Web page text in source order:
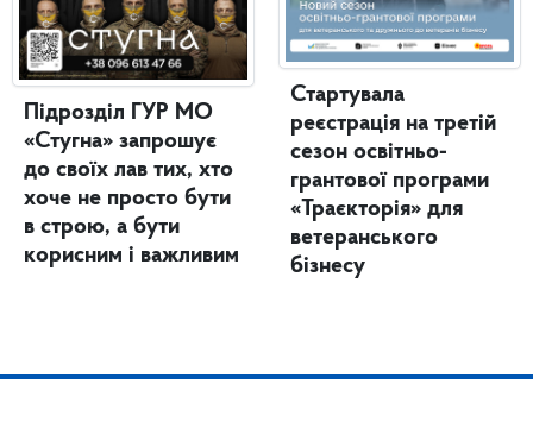
Підрозділ ГУР МО
«Стугна» запрошує
до своїх лав тих, хто
хоче не просто бути
в строю, а бути
корисним і важливим
Стартувала
реєстрація на третій
сезон освітньо-
грантової програми
«Траєкторія» для
ветеранського
бізнесу